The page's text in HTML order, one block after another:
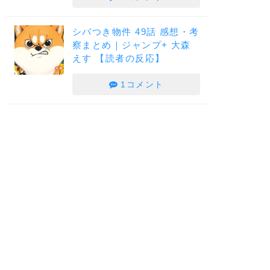
シバつき物件 49話 感想・考
察まとめ｜ジャンプ+ 大森
えす 【読者の反応】
1コメント